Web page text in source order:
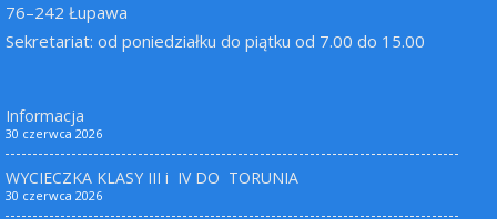
76–242 Łupawa
Sekretariat: od poniedziałku do piątku od 7.00 do 15.00
Informacja
30 czerwca 2026
WYCIECZKA KLASY III i IV DO TORUNIA
30 czerwca 2026